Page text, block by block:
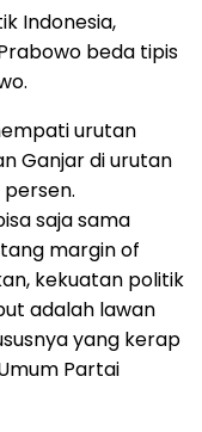
Indonesia,
beda tipis
urutan
Ganjar di urutan
saja sama
margin of
kekuatan politik
adalah lawan
yang kerap
Partai